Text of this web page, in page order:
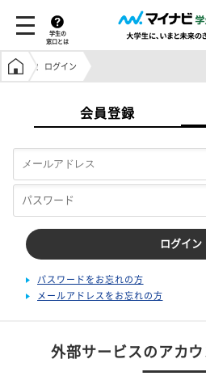
学生の
窓口とは
学生の窓口トップ
ログイン
会員登録
パスワードをお忘れの方
メールアドレスをお忘れの方
外部サービスのアカ